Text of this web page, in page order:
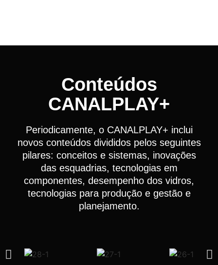
Conteúdos
CANALPLAY+
Periodicamente, o CANALPLAY+ inclui
novos conteúdos divididos pelos seguintes
pilares: conceitos e sistemas, inovações
das esquadrias, tecnologias em
componentes, desempenho dos vidros,
tecnologias para produção e gestão e
planejamento.